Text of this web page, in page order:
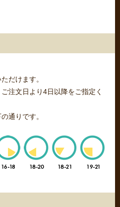
だけます。
注文日より4日以降をご指定く
通りです。